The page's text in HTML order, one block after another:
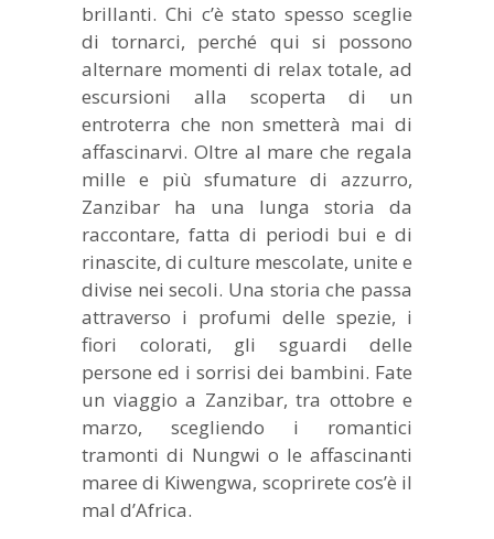
brillanti. Chi c’è stato spesso sceglie
di tornarci, perché qui si possono
alternare momenti di relax totale, ad
escursioni alla scoperta di un
entroterra che non smetterà mai di
affascinarvi. Oltre al mare che regala
mille e più sfumature di azzurro,
Zanzibar ha una lunga storia da
raccontare, fatta di periodi bui e di
rinascite, di culture mescolate, unite e
divise nei secoli. Una storia che passa
attraverso i profumi delle spezie, i
fiori colorati, gli sguardi delle
persone ed i sorrisi dei bambini. Fate
un viaggio a Zanzibar, tra ottobre e
marzo, scegliendo i romantici
tramonti di Nungwi o le affascinanti
maree di Kiwengwa, scoprirete cos’è il
mal d’Africa.